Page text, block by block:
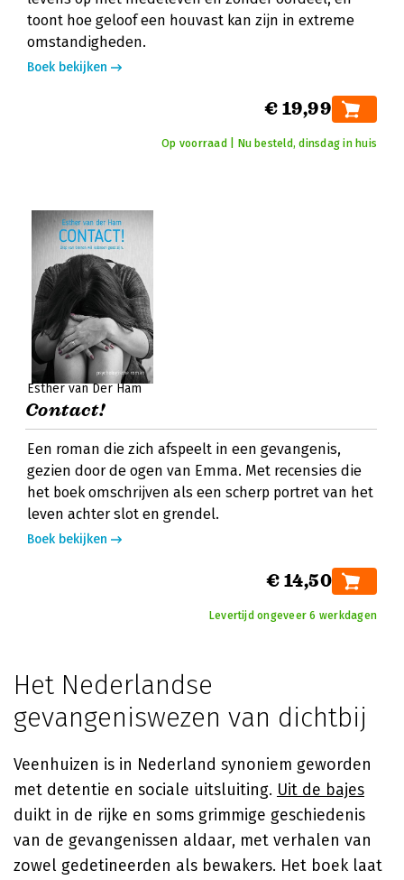
toont hoe geloof een houvast kan zijn in extreme
omstandigheden.
Boek bekijken
€ 19,99
Op voorraad | Nu besteld, dinsdag in huis
Esther van Der Ham
Contact!
Een roman die zich afspeelt in een gevangenis,
gezien door de ogen van Emma. Met recensies die
het boek omschrijven als een scherp portret van het
leven achter slot en grendel.
Boek bekijken
€ 14,50
Levertijd ongeveer 6 werkdagen
Het Nederlandse
gevangeniswezen van dichtbij
Veenhuizen is in Nederland synoniem geworden
met detentie en sociale uitsluiting. Uit de bajes
duikt in de rijke en soms grimmige geschiedenis
van de gevangenissen aldaar, met verhalen van
zowel gedetineerden als bewakers. Het boek laat